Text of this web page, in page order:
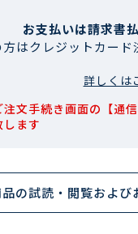
お支払いは請求書
はクレジットカード
詳しくは
文手続き画面の【通
ます
品の試読・閲覧および